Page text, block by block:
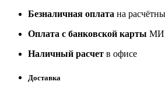
Безналичная оплата на
Оплата с банковской карты
Наличный расчет в офисе
Доставка